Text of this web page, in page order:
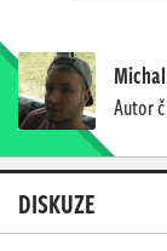
Autor
DISKUZE